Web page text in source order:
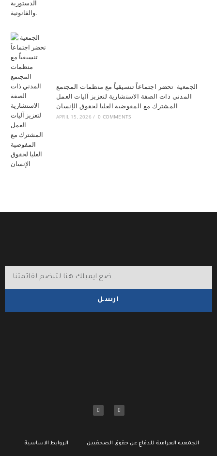
الجمعية تحضر اجتماعاً تنسيقياً مع منظمات المجتمع
المدني ذات الصفة الاستشارية لتعزيز آليات العمل
APRIL 15, 2026 / 0 COMMENTS
ارسل
الروابط الاساسية الجمعية العراقية للدفاع عن حقوق الصحفيين